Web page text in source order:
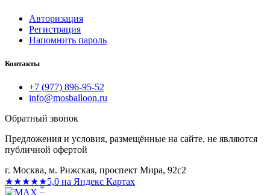
Авторизация
Регистрация
Напомнить пароль
Контакты
+7 (977) 896-95-52
info@mosballoon.ru
Обратный звонок
Предложения и условия, размещённые на сайте, не являются
публичной офертой
г. Москва, м. Рижская, проспект Мира, 92с2
★★★★★5,0 на Яндекс Картах
*